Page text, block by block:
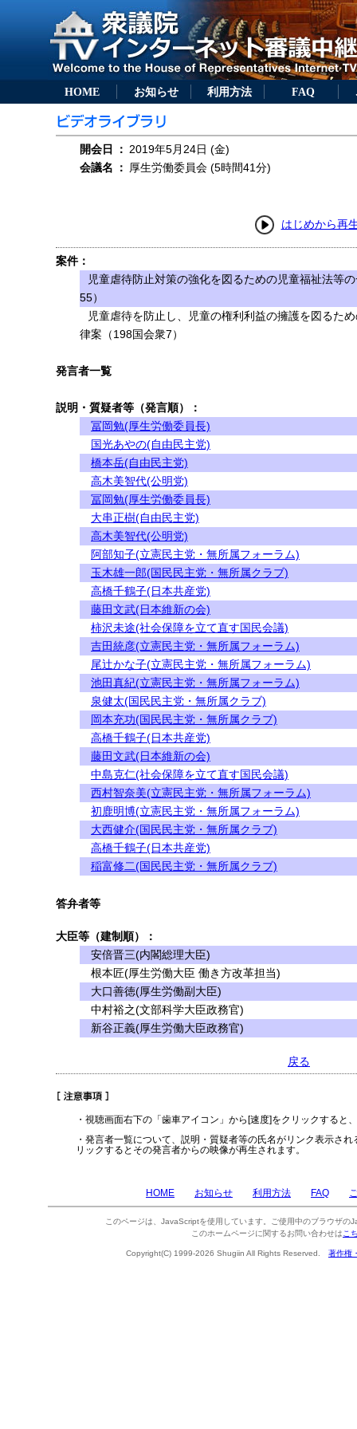
HOME お知らせ 利用方法 FAQ
開会日 ： 2019年5月24日 (金)
会議名
： 厚生労働委員会 (5時間41分)
はじめから再
案件：
児童虐待防止対策の強化を図るための児童福祉法等
55）
児童虐待を防止し、児童の権利利益の擁護を図るた
律案（198国会衆7）
発言者一覧
説明・質疑者等（発言順）：
冨岡勉(厚生労働委員長)
国光あやの(自由民主党)
橋本岳(自由民主党)
高木美智代(公明党)
冨岡勉(厚生労働委員長)
大串正樹(自由民主党)
高木美智代(公明党)
阿部知子(立憲民主党・無所属フォーラム)
玉木雄一郎(国民民主党・無所属クラブ)
高橋千鶴子(日本共産党)
藤田文武(日本維新の会)
柿沢未途(社会保障を立て直す国民会議)
吉田統彦(立憲民主党・無所属フォーラム)
尾辻かな子(立憲民主党・無所属フォーラム)
池田真紀(立憲民主党・無所属フォーラム)
泉健太(国民民主党・無所属クラブ)
岡本充功(国民民主党・無所属クラブ)
高橋千鶴子(日本共産党)
藤田文武(日本維新の会)
中島克仁(社会保障を立て直す国民会議)
西村智奈美(立憲民主党・無所属フォーラム)
初鹿明博(立憲民主党・無所属フォーラム)
大西健介(国民民主党・無所属クラブ)
高橋千鶴子(日本共産党)
稲富修二(国民民主党・無所属クラブ)
答弁者等
大臣等（建制順）：
安倍晋三(内閣総理大臣)
根本匠(厚生労働大臣 働き方改革担当)
大口善徳(厚生労働副大臣)
中村裕之(文部科学大臣政務官)
新谷正義(厚生労働大臣政務官)
戻る
・視聴画面右下の「歯車アイコン」から[速度]をクリックすると
・発言者一覧について、説明・質疑者等の氏名がリンク表示さ
リックするとその発言者からの映像が再生されます。
HOME お知らせ 利用方法 FAQ
このページは、JavaScriptを使用しています。ご使用中のブラウザの
このホームページに関するお問い合わせは こ
Copyright(C) 1999-2026 Shugiin All Rights Reserved. 著作権